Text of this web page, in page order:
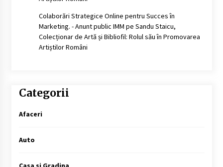
Colaborări Strategice Online pentru Succes în
Marketing. - Anunt public IMM pe Sandu Staicu,
Colecționar de Artă și Bibliofil: Rolul său în Promovarea
Artiștilor Români
Categorii
Afaceri
Auto